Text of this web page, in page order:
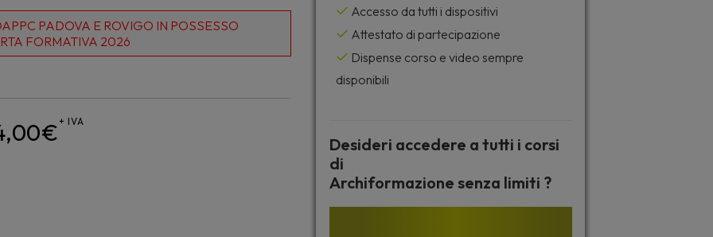
PADOVA E ROVIGO IN POSSESSO
FORMATIVA 2026
€+ IVA
Accesso da tutti i dispositivi
Attestato di partecipazione
Dispense corso e video sempre
disponibili
Desideri accedere a tutti i corsi
di
Archiformazione senza limiti ?